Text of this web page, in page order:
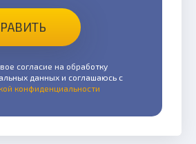
согласие на обработку
данных и соглашаюсь с
конфиденциальности